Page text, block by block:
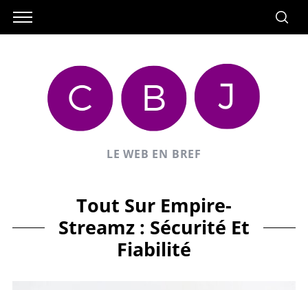
LE WEB EN BREF
Tout Sur Empire-
Streamz : Sécurité Et
Fiabilité